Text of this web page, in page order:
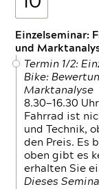
Einzelseminar:
und
Termin 1/2:
Bike:
Marktanalyse
8.30—16.30 Uhr
Fahrrad ist
und Technik,
den Preis. Es
oben gibt es
erhalten Sie
Dieses